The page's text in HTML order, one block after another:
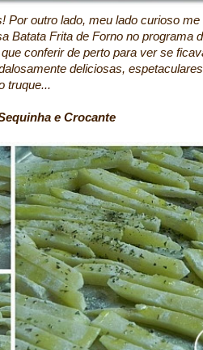
outro lado, meu lado curioso me
Batata Frita de Forno no programa
conferir de perto para ver se
deliciosas,
truque...
e Crocante